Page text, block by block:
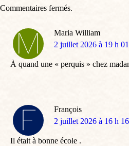
Maria William
dit
2 juillet 2026 à 19 h
À quand une « perquis » chez
François
dit
2 juillet 2026 à 16 h
Il était à bonne école .
Commentaires fermés.